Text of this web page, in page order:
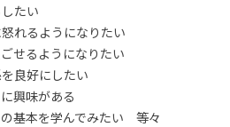
たい
れるようになりたい
せるようになりたい
良好にしたい
興味がある
基本を学んでみたい 等々